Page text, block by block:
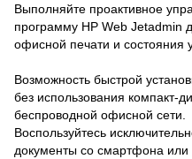
Выполняйте проактивное
программу HP Web Jetadmin
офисной печати и состояния
Возможность быстрой
без использования компакт-
беспроводной офисной сети.
Воспользуйтесь
документы со смартфона или